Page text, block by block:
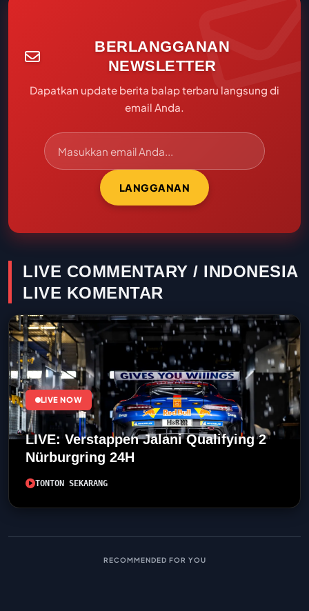
BERLANGGANAN
NEWSLETTER
Dapatkan update berita balap terbaru langsung di
email Anda.
LANGGANAN
LIVE COMMENTARY / INDONESIA
LIVE KOMENTAR
LIVE NOW
LIVE: Verstappen Jalani Qualifying 2
Nürburgring 24H
TONTON SEKARANG
RECOMMENDED FOR YOU